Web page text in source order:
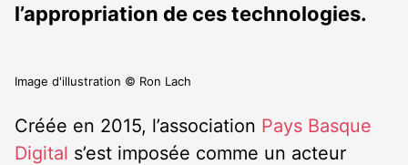
l’appropriation de ces technologies.
Image d'illustration © Ron Lach
Créée en 2015, l’association Pays Basque
Digital s’est imposée comme un acteur